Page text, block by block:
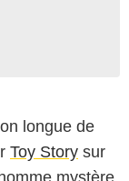
longue de
Toy Story sur
mystère